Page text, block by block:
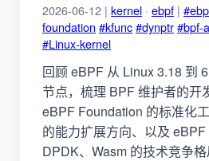
2026-06-12 | kernel · ebpf |
foundation #kfunc#dynptr#bpf-
#Linux-kernel
回顾 eBPF 从 Linux 3.18 到
节点，梳理 BPF 维护者的开
eBPF Foundation 的标准化
的能力扩展方向、以及 eBPF
DPDK、Wasm 的技术竞争格